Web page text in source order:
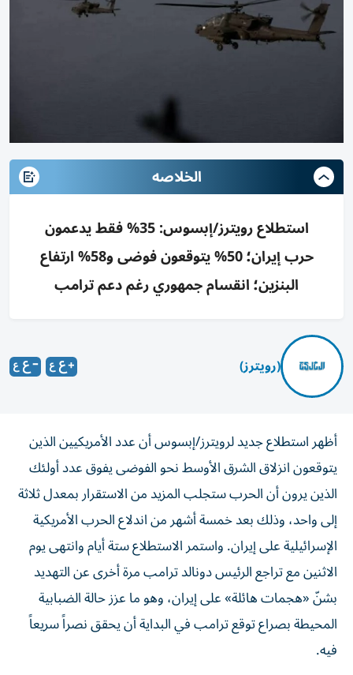
الخلاصه
استطلاع رويترز/إبسوس: 35% فقط يدعمون
حرب إيران؛ 50% يتوقعون فوضى و58% ارتفاع
البنزين؛ انقسام جمهوري رغم دعم ترامب
(رويترز)
أظهر استطلاع جديد لرويترز/إبسوس أن عدد الأمريكيين الذين
يتوقعون انزلاق الشرق الأوسط نحو الفوضى يفوق عدد أولئك
الذين يرون أن الحرب ستجلب المزيد من الاستقرار بمعدل ثلاثة
إلى واحد، وذلك بعد خمسة ‌أشهر من اندلاع الحرب الأمريكية
الإسرائيلية على إيران. واستمر الاستطلاع ستة أيام وانتهى يوم
الاثنين مع تراجع الرئيس دونالد ترامب مرة أخرى عن التهديد
بشنّ «هجمات هائلة» على إيران، ​وهو ما عزز حالة الضبابية
المحيطة بصراع توقع ترامب في البداية أن يحقق نصراً سريعاً
فيه.